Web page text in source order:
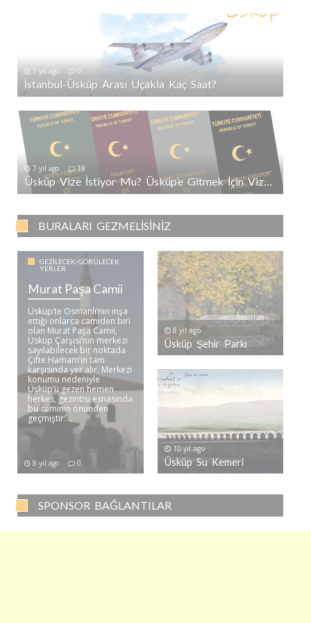
7 yıl ago 0
İstanbul-Üsküp Arası Uçakla Kaç Saat?
7 yıl ago 19
Üsküp Vize İstiyor Mu? Üsküp’e Gitmek İçin Vize Gerekli Mi?
BURALARI GEZMELISINIZ
GEZILECEK/GÖRÜLECEK
YERLER
Murat Paşa Camii
Üsküp’te Osmanlı’nın inşa
ettiği onlarca camiden biri
olan Murat Paşa Camii,
Üsküp Çarşısı’nın merkezi
sayılabilecek bir noktada
Çifte Hamam’ın tam
karşısında yer alır. Merkezi
konumu nedeniyle
Üsküp’ü gezen hemen
herkes, gezintisi esnasında
bu caminin önünden
geçmiştir. ..
8 yıl ago 0
8 yıl ago
Üsküp Şehir Parkı
10 yıl ago
Üsküp Su Kemeri
SPONSOR BAĞLANTILAR